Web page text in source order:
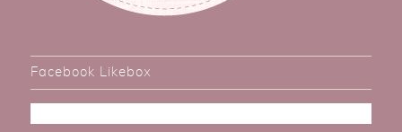
Facebook Likebox